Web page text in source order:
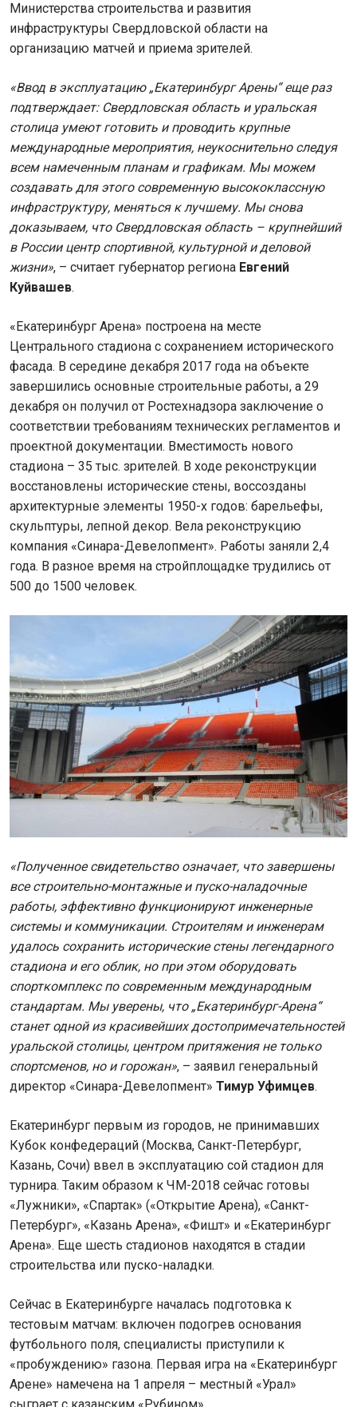
Министерства строительства и развития
инфраструктуры Свердловской области на
организацию матчей и приема зрителей.
«Ввод в эксплуатацию „Екатеринбург Арены“ еще раз
подтверждает: Свердловская область и уральская
столица умеют готовить и проводить крупные
международные мероприятия, неукоснительно следуя
всем намеченным планам и графикам. Мы можем
создавать для этого современную высококлассную
инфраструктуру, меняться к лучшему. Мы снова
доказываем, что Свердловская область – крупнейший
в России центр спортивной, культурной и деловой
жизни», – считает губернатор региона Евгений
Куйвашев.
«Екатеринбург Арена» построена на месте
Центрального стадиона с сохранением исторического
фасада. В середине декабря 2017 года на объекте
завершились основные строительные работы, а 29
декабря он получил от Ростехнадзора заключение о
соответствии требованиям технических регламентов и
проектной документации. Вместимость нового
стадиона – 35 тыс. зрителей. В ходе реконструкции
восстановлены исторические стены, воссозданы
архитектурные элементы 1950-х годов: барельефы,
скульптуры, лепной декор. Вела реконструкцию
компания «Синара-Девелопмент». Работы заняли 2,4
года. В разное время на стройплощадке трудились от
500 до 1500 человек.
«Полученное свидетельство означает, что завершены
все строительно-монтажные и пуско-наладочные
работы, эффективно функционируют инженерные
системы и коммуникации. Строителям и инженерам
удалось сохранить исторические стены легендарного
стадиона и его облик, но при этом оборудовать
спорткомплекс по современным международным
стандартам. Мы уверены, что „Екатеринбург-Арена“
станет одной из красивейших достопримечательностей
уральской столицы, центром притяжения не только
спортсменов, но и горожан», – заявил генеральный
директор «Синара-Девелопмент» Тимур Уфимцев.
Екатеринбург первым из городов, не принимавших
Кубок конфедераций (Москва, Санкт-Петербург,
Казань, Сочи) ввел в эксплуатацию сой стадион для
турнира. Таким образом к ЧМ-2018 сейчас готовы
«Лужники», «Спартак» («Открытие Арена), «Санкт-
Петербург», «Казань Арена», «Фишт» и «Екатеринбург
Арена». Еще шесть стадионов находятся в стадии
строительства или пуско-наладки.
Сейчас в Екатеринбурге началась подготовка к
тестовым матчам: включен подогрев основания
футбольного поля, специалисты приступили к
«пробуждению» газона. Первая игра на «Екатеринбург
Арене» намечена на 1 апреля – местный «Урал»